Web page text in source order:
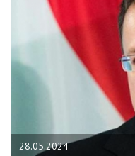
28.05.2024